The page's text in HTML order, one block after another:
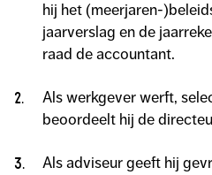
hij het (meerjaren-
jaarverslag en de
raad de accountant.
Als werkgever werft,
beoordeelt hij de
Als adviseur geeft hij